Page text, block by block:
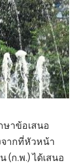
ษาข้อเสนอ
จากที่หัวหน้า
(ก.พ.) ได้เสนอ